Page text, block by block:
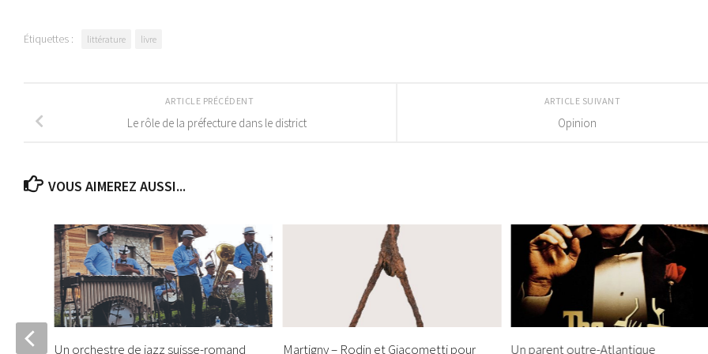
Étiquettes : littérature livre
ARTICLE SUIVANT
Opinion
ARTICLE PRÉCÉDENT
Le rôle de la préfecture dans le district
VOUS AIMEREZ AUSSI...
Martigny – Rodin et Giacometti pour Un parent outre-Atlantique
Un orchestre de jazz suisse-romand